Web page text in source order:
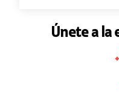
Únete a la